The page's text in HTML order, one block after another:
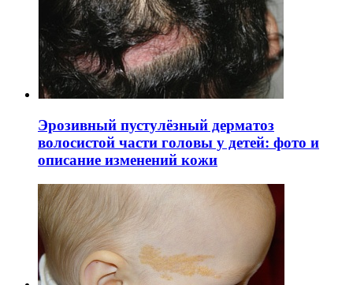
Эрозивный пустулёзный дерматоз
волосистой части головы у детей: фото и
описание изменений кожи